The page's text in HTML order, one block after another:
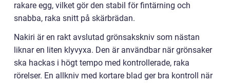
rakare egg, vilket gör den stabil för fintärning och
snabba, raka snitt på skärbrädan.
Nakiri är en rakt avslutad grönsakskniv som nästan
liknar en liten klyvyxa. Den är användbar när grönsaker
ska hackas i högt tempo med kontrollerade, raka
rörelser. En allkniv med kortare blad ger bra kontroll när